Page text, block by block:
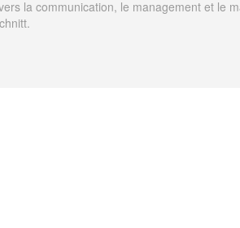
la communication, le management et le